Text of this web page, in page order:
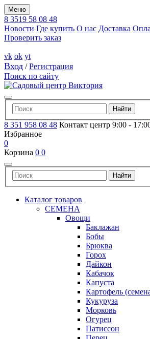
Меню
8 3519 58 08 48
Новости Где купить О нас Доставка
Проверить заказ
vk ok yt
Вход /Регистрация
Поиск по сайту
8 351 958 08 48 Контакт центр 9:00 -
Избранное
0
Корзина 0 0
Каталог товаров
СЕМЕНА
Овощи
Баклажан
Бобы
Брюква
Горох
Дайкон
Кабачок
Капуста
Картофель
Кукуруза
Морковь
Огурец
Патиссон